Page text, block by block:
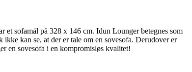
et sofamål på 328 x 146 cm. Idun Lounger betegnes som
kan se, at der er tale om en sovesofa. Derudover er
en sovesofa i en kompromisløs kvalitet!